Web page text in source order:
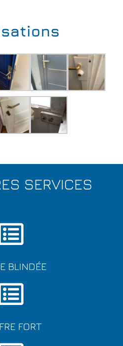
SERVICES
BLINDÉE
FORT